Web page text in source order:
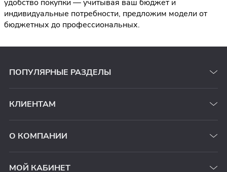
удобство покупки — учитывая ваш бюджет и
индивидуальные потребности, предложим модели от
бюджетных до профессиональных.
ПОПУЛЯРНЫЕ РАЗДЕЛЫ
КЛИЕНТАМ
О КОМПАНИИ
МОЙ КАБИНЕТ